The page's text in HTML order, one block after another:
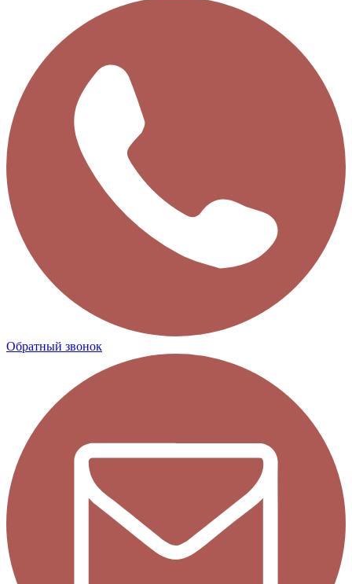
Обратный звонок